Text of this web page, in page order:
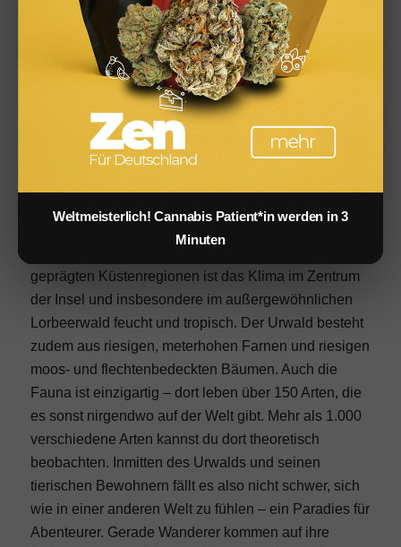
Outdoor Freunde
Unser fünfter Tipp ist nochmal etwas für
Outdoorfreunde. Einen waschechten Urwald gibt es
nämlich nicht nur in Brasilien oder auf den
indonesischen Inseln. Dazu musst du lediglich auf
die spanische Insel La Gomera, die zu den Kanaren
zählt, reisen. Monteverde heißt der Nebelwald
inmitten des Nationalparks Garajonay auf dem
gleichnamigen rund 1490 Meter hohen Berg.
geprägten Küstenregionen ist das Klima im Zentrum
der Insel und insbesondere im außergewöhnlichen
Lorbeerwald feucht und tropisch. Der Urwald besteht
zudem aus riesigen, meterhohen Farnen und riesigen
moos- und flechtenbedeckten Bäumen. Auch die
Fauna ist einzigartig – dort leben über 150 Arten, die
es sonst nirgendwo auf der Welt gibt. Mehr als 1.000
verschiedene Arten kannst du dort theoretisch
beobachten. Inmitten des Urwalds und seinen
tierischen Bewohnern fällt es also nicht schwer, sich
wie in einer anderen Welt zu fühlen – ein Paradies für
Abenteurer. Gerade Wanderer kommen auf ihre
Weltmeisterlich! Cannabis Patient*in werden in 3
Minuten